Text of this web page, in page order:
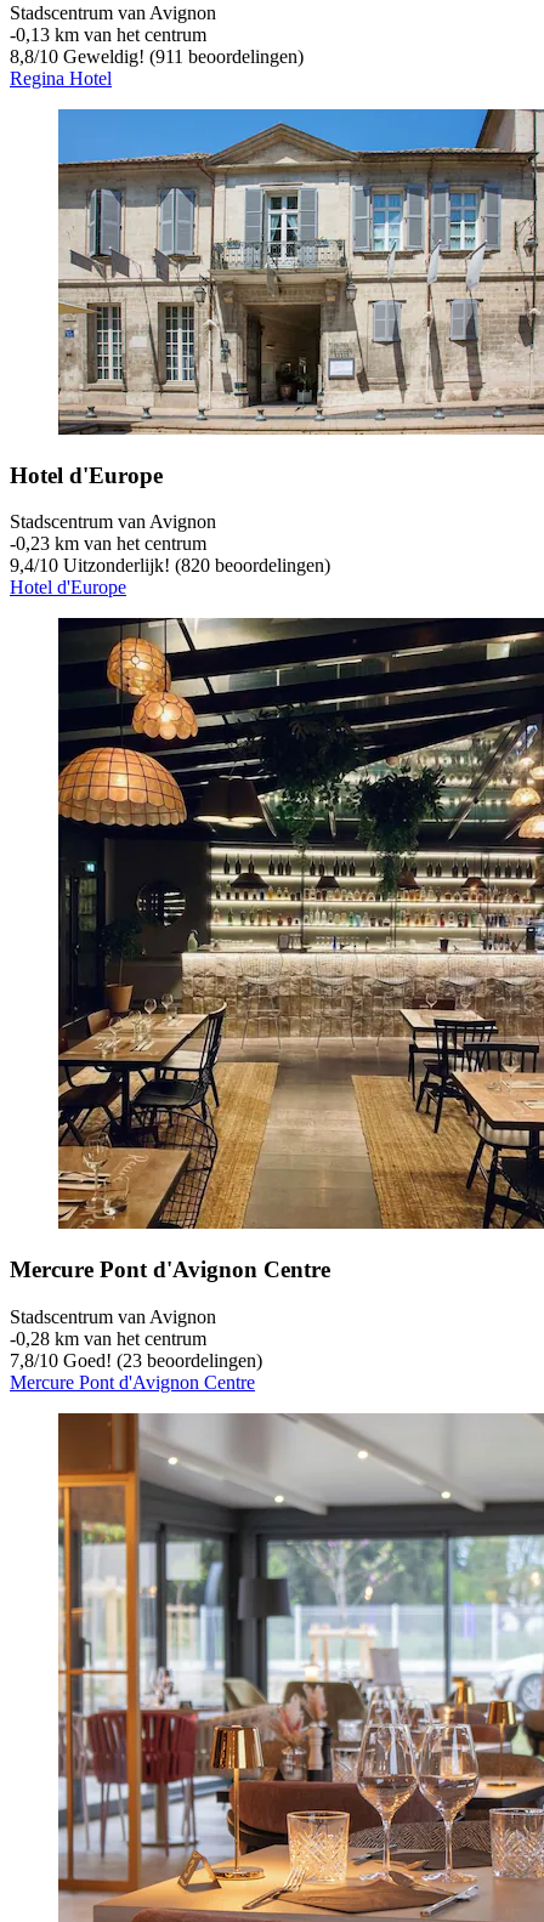
Stadscentrum van Avignon
‐0,13 km van het centrum
8,8/10 Geweldig! (911 beoordelingen)
Regina Hotel
Hotel d'Europe
Stadscentrum van Avignon
‐0,23 km van het centrum
9,4/10 Uitzonderlijk! (820 beoordelingen)
Hotel d'Europe
Mercure Pont d'Avignon Centre
Stadscentrum van Avignon
‐0,28 km van het centrum
7,8/10 Goed! (23 beoordelingen)
Mercure Pont d'Avignon Centre